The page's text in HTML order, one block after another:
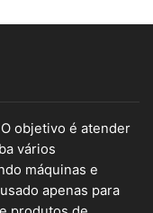
objetivo é atender
vários
máquinas e
apenas para